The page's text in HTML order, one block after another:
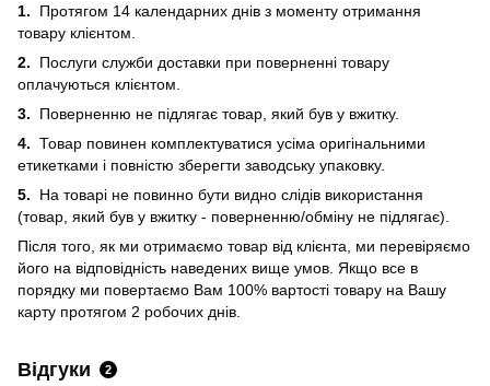
1.
Протягом 14 календарних днів з моменту отримання
товару клієнтом.
2. Послуги служби доставки при поверненні товару
оплачуються клієнтом.
3.
Поверненню не підлягає товар, який був у вжитку.
4. Товар повинен комплектуватися усіма оригінальними
етикетками і повністю зберегти заводську упаковку.
5. На товарі не повинно бути видно слідів використання
(товар, який був у вжитку - поверненню/обміну не підлягає).
Після того, як ми отримаємо товар від клієнта, ми перевіряємо
його на відповідність наведених вище умов. Якщо все в
порядку ми повертаємо Вам 100% вартості товару на Вашу
карту протягом 2 робочих днів.
Відгуки 2